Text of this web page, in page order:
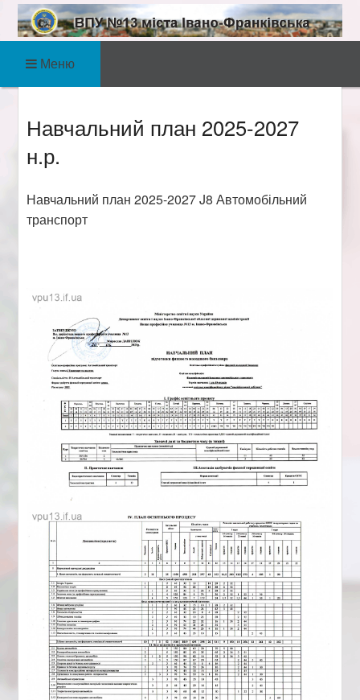
Skip
content ВПУ №13 міста
радіотехнічних, електротехнічних,
економічних, комп’ютерних професій!
Меню
Навчальний план 2025-2027
н.р.
Навчальний план 2025-2027 J8 Автомобільний
транспорт